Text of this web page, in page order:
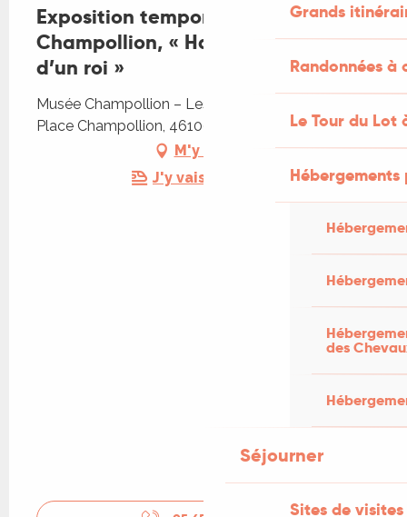
Grands
Randonnées
Le Tour du Lot
des
Séjourner
Sites de visites
Exposition temporaire du musée
Champollion, « Hangeul, la volonté
d’un roi »
Musée Champollion – Les Écritures du Monde,
Place Champollion, 46100 Figeac
M'y rendre
J'y vais en train !